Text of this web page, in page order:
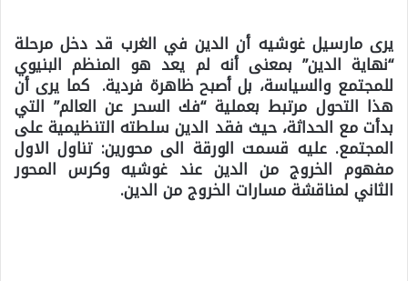
يرى مارسيل غوشيه أن الدين في الغرب قد دخل مرحلة
“نهاية الدين” بمعنى أنه لم يعد هو المنظم البنيوي
للمجتمع والسياسة، بل أصبح ظاهرة فردية. كما يرى أن
هذا التحول مرتبط بعملية “فك السحر عن العالم” التي
بدأت مع الحداثة، حيث فقد الدين سلطته التنظيمية على
المجتمع.عليه قسمت الورقة الى محورين: تناول الاول
مفهوم الخروج من الدين عند غوشيه وكرس المحور
الثاني لمناقشة مسارات الخروج من الدين.